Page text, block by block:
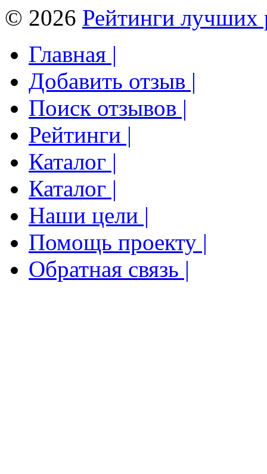
© 2026 Рейтинги лучших
Главная |
Добавить отзыв |
Поиск отзывов |
Рейтинги |
Каталог |
Каталог |
Наши цели |
Помощь проекту |
Обратная связь |